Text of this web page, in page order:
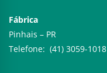
Fábrica
Pinhais – PR
Telefone: (41) 3059-1018